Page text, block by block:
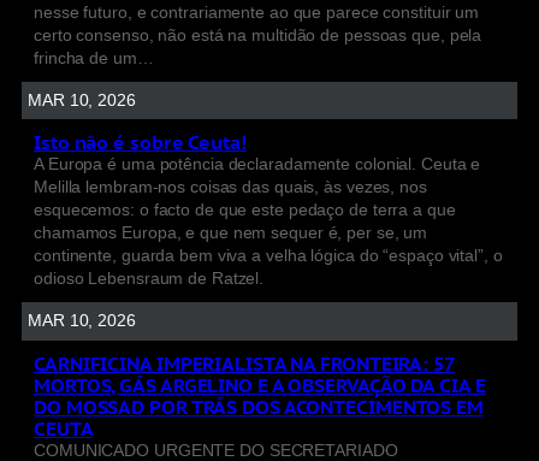
nesse futuro, e contrariamente ao que parece constituir um
certo consenso, não está na multidão de pessoas que, pela
frincha de um…
MAR 10, 2026
Isto não é sobre Ceuta!
A Europa é uma potência declaradamente colonial. Ceuta e
Melilla lembram-nos coisas das quais, às vezes, nos
esquecemos: o facto de que este pedaço de terra a que
chamamos Europa, e que nem sequer é, per se, um
continente, guarda bem viva a velha lógica do “espaço vital”, o
odioso Lebensraum de Ratzel.
MAR 10, 2026
CARNIFICINA IMPERIALISTA NA FRONTEIRA: 57
MORTOS, GÁS ARGELINO E A OBSERVAÇÃO DA CIA E
DO MOSSAD POR TRÁS DOS ACONTECIMENTOS EM
CEUTA
COMUNICADO URGENTE DO SECRETARIADO